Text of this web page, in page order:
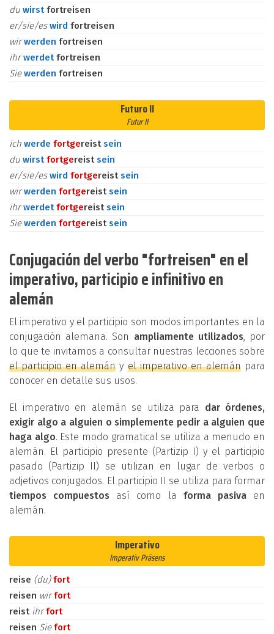
du wirstfortreisen
er/sie/eswird fortreisen
wirwerden fortreisen
ihrwerdetfortreisen
Siewerden fortreisen
Futuro II
Futur II
ich werde fortgereistsein
du wirstfortgereistsein
er/sie/eswird fortgereistsein
wirwerden fortgereistsein
ihrwerdetfortgereistsein
Siewerden fortgereistsein
Conjugación del verbo "fortreisen" en el
imperativo, participio e infinitivo en
alemán
El imperativo y el participio son modos importantes en la
conjugación alemana. Son ampliamente utilizados, por
lo que te invitamos a consultar nuestras lecciones sobre
el participio en alemán y el imperativo en alemánpara
conocer en detalle sus usos.
El imperativo en alemán se utiliza para dar órdenes,
exigir algo a alguien o simplemente pedir a alguien que
haga algo. Este modo gramatical se utiliza a menudo en
alemán. El participio presente (Partizip I) y el participio
pasado (Partizip II) se utilizan en lugar de verbos o
adjetivos conjugados. El participio II se utiliza para formar
tiempos compuestos así como la forma pasivaen
alemán.
Imperativo
Imperativ Präsens
reise (du)fort
reisen wirfort
reist ihrfort
reisen Siefort